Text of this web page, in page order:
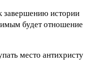
истории
будет отношение
место антихристу